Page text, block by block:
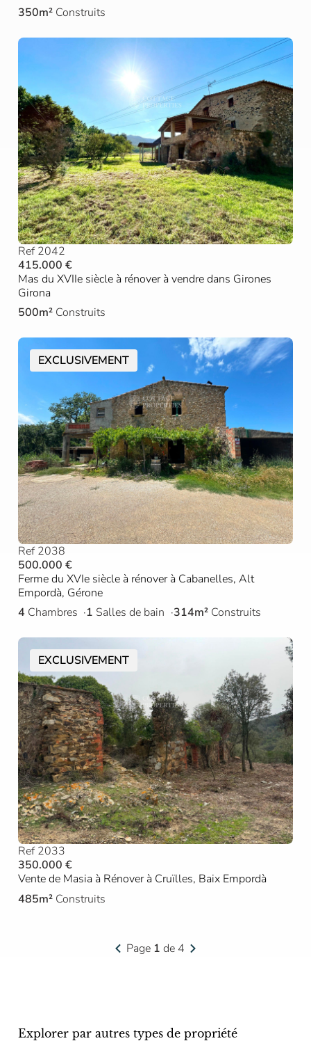
350m² Construits
Ref 2042
415.000 €
Mas du XVIIe siècle à rénover à vendre dans Girones
Girona
500m² Construits
EXCLUSIVEMENT
Ref 2038
500.000 €
Ferme du XVIe siècle à rénover à Cabanelles, Alt
Empordà, Gérone
4 Chambres 1 Salles de bain 314m² Construits
EXCLUSIVEMENT
Ref 2033
350.000 €
Vente de Masia à Rénover à Cruïlles, Baix Empordà
485m² Construits
Page 1 de 4
Explorer par autres types de propriété